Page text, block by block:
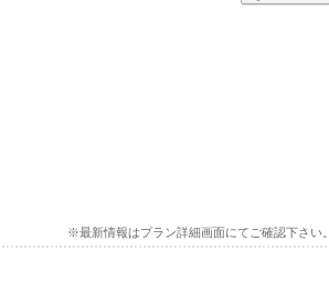
※最新情報はプラン詳細画面にてご確認下さい。